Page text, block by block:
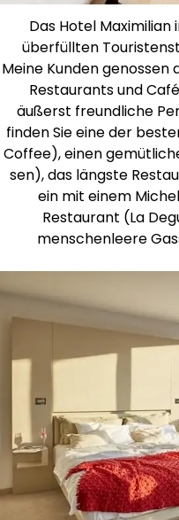
Das Hotel
überfüllten
Meine Kunden genossen
Restaurants und
äußerst freundliche
finden Sie eine der
Coffee), einen
sen), das längste
ein mit einem
Restaurant (La
menschenleere